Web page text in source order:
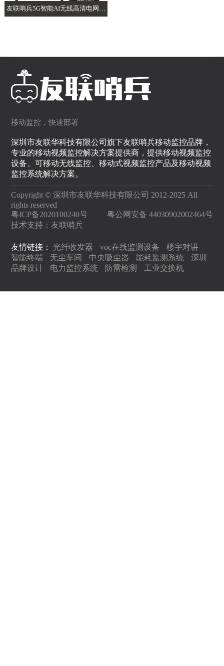
友联哨兵5G智能AI无线高清电网电
移动监控，快速部署
深圳市友联华科技有限公司旗下友联哨兵移动监控品牌，
专业的移动视频监控解决方案提供商，提供移动视频监控
设备、可移动无线监控、移动式视频监控产品及移动视频
监控系统解决方案。
Copyright © 深圳市友联华科技有限公司 2012-2025 All
rights reserved
粤ICP备2020100240号
粤公网安备 44030902002464号
技术支持：友联哨兵
友情链接： 光纤收发器 voc在线监测设备
楼宇对讲
智能终端
无尘车间 中央吸尘器 能耗监测系统
深圳
品牌设计
电力监控系统 防雷检测 工业交换机